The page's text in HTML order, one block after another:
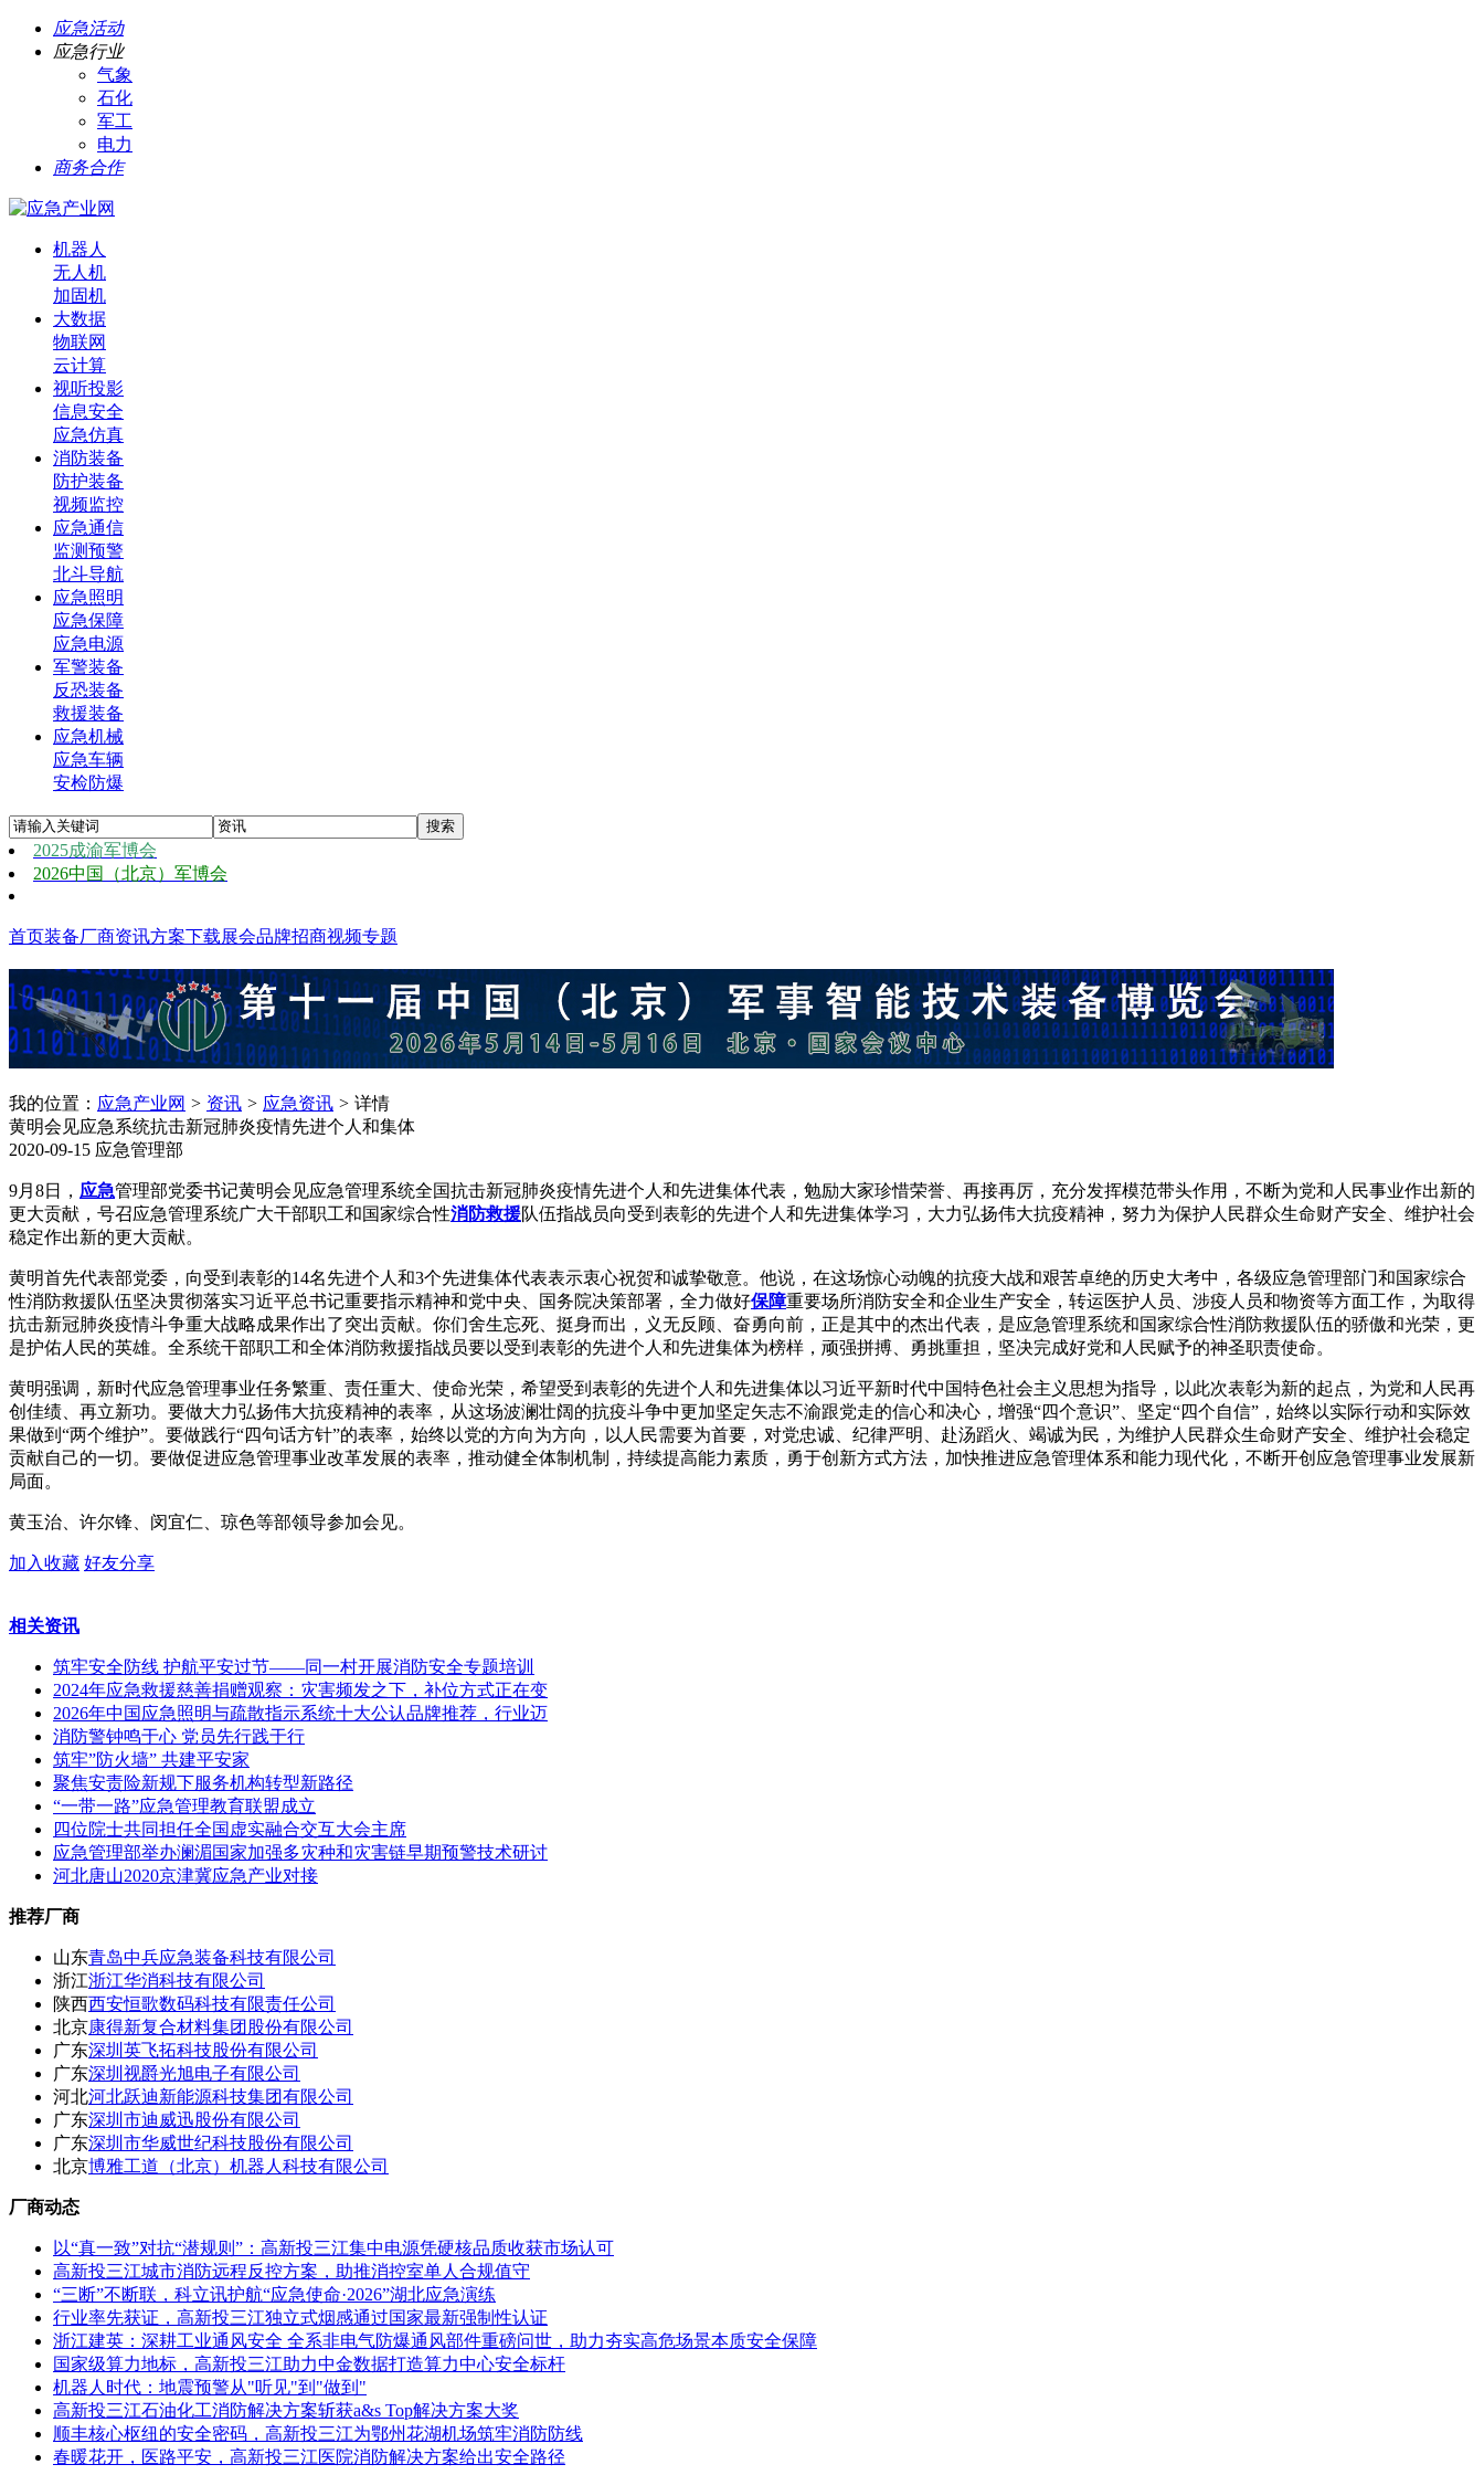
应急活动
应急行业
气象
石化
军工
电力
商务合作
机器人
无人机
加固机
大数据
物联网
云计算
视听投影
信息安全
应急仿真
消防装备
防护装备
视频监控
应急通信
监测预警
北斗导航
应急照明
应急保障
应急电源
军警装备
反恐装备
救援装备
应急机械
应急车辆
安检防爆
2025成渝军博会
2026中国（北京）军博会
首页装备厂商资讯方案下载展会品牌招商视频专题
我的位置： 应急产业网 > 资讯 > 应急资讯 > 详情
黄明会见应急系统抗击新冠肺炎疫情先进个人和集体
2020-09-15 应急管理部
9月8日， 应急管理部党委书记黄明会见应急管理系统全国抗击新冠肺炎疫情先进个人和先进集体代表，勉励大家珍惜荣誉、再接再厉，充分发挥模范带头作用，不断为党和人民事业作出新的
更大贡献，号召应急管理系统广大干部职工和国家综合性消防救援队伍指战员向受到表彰的先进个人和先进集体学习，大力弘扬伟大抗疫精神，努力为保护人民群众生命财产安全、维护社会
稳定作出新的更大贡献。
黄明首先代表部党委，向受到表彰的14名先进个人和3个先进集体代表表示衷心祝贺和诚挚敬意。他说，在这场惊心动魄的抗疫大战和艰苦卓绝的历史大考中，各级应急管理部门和国家综合
性消防救援队伍坚决贯彻落实习近平总书记重要指示精神和党中央、国务院决策部署，全力做好保障重要场所消防安全和企业生产安全，转运医护人员、涉疫人员和物资等方面工作，为取得
抗击新冠肺炎疫情斗争重大战略成果作出了突出贡献。你们舍生忘死、挺身而出，义无反顾、奋勇向前，正是其中的杰出代表，是应急管理系统和国家综合性消防救援队伍的骄傲和光荣，更
是护佑人民的英雄。全系统干部职工和全体消防救援指战员要以受到表彰的先进个人和先进集体为榜样，顽强拼搏、勇挑重担，坚决完成好党和人民赋予的神圣职责使命。
黄明强调，新时代应急管理事业任务繁重、责任重大、使命光荣，希望受到表彰的先进个人和先进集体以习近平新时代中国特色社会主义思想为指导，以此次表彰为新的起点，为党和人民再
创佳绩、再立新功。要做大力弘扬伟大抗疫精神的表率，从这场波澜壮阔的抗疫斗争中更加坚定矢志不渝跟党走的信心和决心，增强“四个意识”、坚定“四个自信”，始终以实际行动和实际效
果做到“两个维护”。要做践行“四句话方针”的表率，始终以党的方向为方向，以人民需要为首要，对党忠诚、纪律严明、赴汤蹈火、竭诚为民，为维护人民群众生命财产安全、维护社会稳定
贡献自己的一切。要做促进应急管理事业改革发展的表率，推动健全体制机制，持续提高能力素质，勇于创新方式方法，加快推进应急管理体系和能力现代化，不断开创应急管理事业发展新
局面。
黄玉治、许尔锋、闵宜仁、琼色等部领导参加会见。
加入收藏 好友分享
相关资讯
筑牢安全防线 护航平安过节——同一村开展消防安全专题培训
2024年应急救援慈善捐赠观察：灾害频发之下，补位方式正在变
2026年中国应急照明与疏散指示系统十大公认品牌推荐，行业迈
消防警钟鸣于心 党员先行践于行
筑牢”防火墙” 共建平安家
聚焦安责险新规下服务机构转型新路径
“一带一路”应急管理教育联盟成立
四位院士共同担任全国虚实融合交互大会主席
应急管理部举办澜湄国家加强多灾种和灾害链早期预警技术研讨
河北唐山2020京津冀应急产业对接
推荐厂商
山东青岛中兵应急装备科技有限公司
浙江浙江华消科技有限公司
陕西西安恒歌数码科技有限责任公司
北京康得新复合材料集团股份有限公司
广东深圳英飞拓科技股份有限公司
广东深圳视爵光旭电子有限公司
河北河北跃迪新能源科技集团有限公司
广东深圳市迪威迅股份有限公司
广东深圳市华威世纪科技股份有限公司
北京博雅工道（北京）机器人科技有限公司
厂商动态
以“真一致”对抗“潜规则”：高新投三江集中电源凭硬核品质收获市场认可
高新投三江城市消防远程反控方案，助推消控室单人合规值守
“三断”不断联，科立讯护航“应急使命·2026”湖北应急演练
行业率先获证，高新投三江独立式烟感通过国家最新强制性认证
浙江建英：深耕工业通风安全 全系非电气防爆通风部件重磅问世，助力夯实高危场景本质安全保障
国家级算力地标，高新投三江助力中金数据打造算力中心安全标杆
机器人时代：地震预警从"听见"到"做到"
高新投三江石油化工消防解决方案斩获a&s Top解决方案大奖
顺丰核心枢纽的安全密码，高新投三江为鄂州花湖机场筑牢消防防线
春暖花开，医路平安，高新投三江医院消防解决方案给出安全路径